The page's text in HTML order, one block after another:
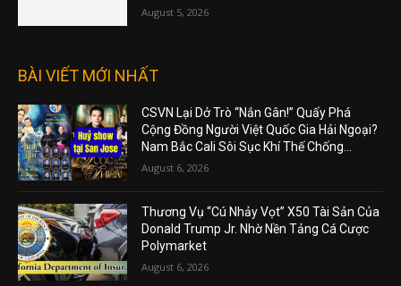
August 5, 2026
BÀI VIẾT MỚI NHẤT
CSVN Lại Dở Trò “Nắn Gân!” Quấy Phá
Cộng Đồng Người Việt Quốc Gia Hải Ngoại?
Nam Bắc Cali Sôi Sục Khí Thế Chống...
August 6, 2026
Thương Vụ “Cú Nhảy Vọt” X50 Tài Sản Của
Donald Trump Jr. Nhờ Nền Tảng Cá Cược
Polymarket
August 6, 2026